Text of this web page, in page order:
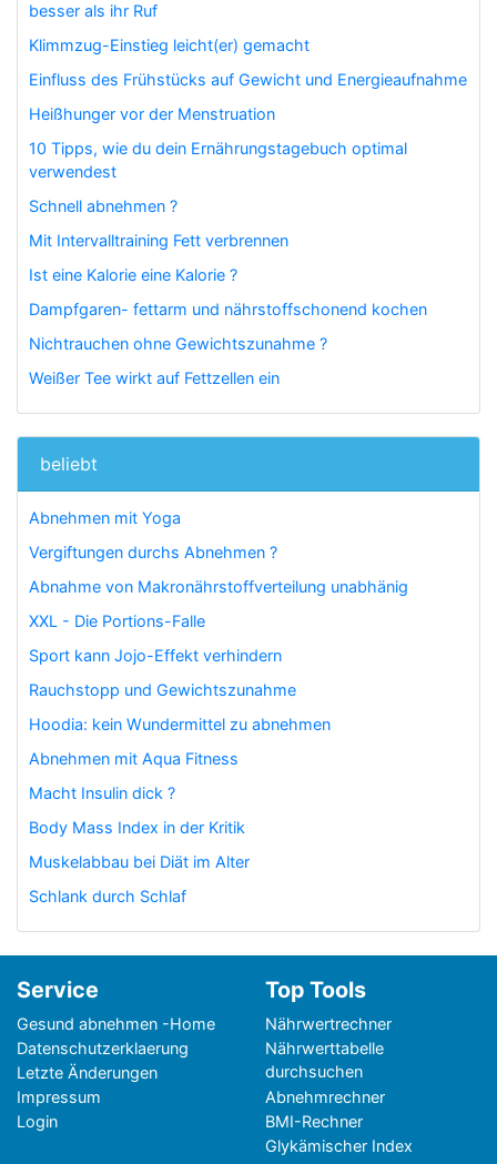
besser als ihr Ruf
Klimmzug-Einstieg leicht(er) gemacht
Einfluss des Frühstücks auf Gewicht und Energieaufnahme
Heißhunger vor der Menstruation
10 Tipps, wie du dein Ernährungstagebuch optimal
verwendest
Schnell abnehmen ?
Mit Intervalltraining Fett verbrennen
Ist eine Kalorie eine Kalorie ?
Dampfgaren- fettarm und nährstoffschonend kochen
Nichtrauchen ohne Gewichtszunahme ?
Weißer Tee wirkt auf Fettzellen ein
beliebt
Abnehmen mit Yoga
Vergiftungen durchs Abnehmen ?
Abnahme von Makronährstoffverteilung unabhänig
XXL - Die Portions-Falle
Sport kann Jojo-Effekt verhindern
Rauchstopp und Gewichtszunahme
Hoodia: kein Wundermittel zu abnehmen
Abnehmen mit Aqua Fitness
Macht Insulin dick ?
Body Mass Index in der Kritik
Muskelabbau bei Diät im Alter
Schlank durch Schlaf
Service
Gesund abnehmen -Home
Datenschutzerklaerung
Letzte Änderungen
Impressum
Login
Top Tools
Nährwertrechner
Nährwerttabelle
durchsuchen
Abnehmrechner
BMI-Rechner
Glykämischer Index